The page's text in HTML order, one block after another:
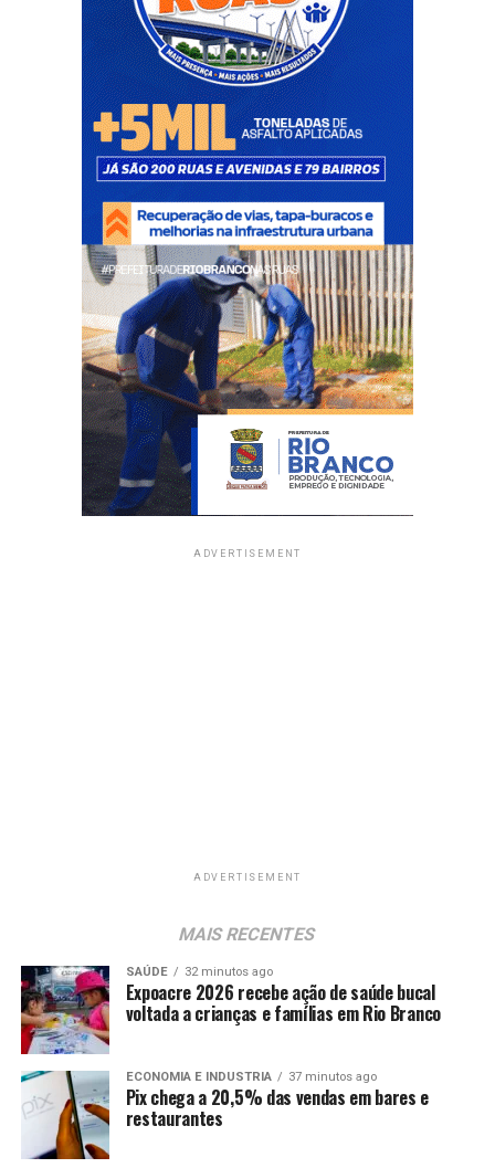
ADVERTISEMENT
ADVERTISEMENT
MAIS RECENTES
SAÚDE 32 minutos ago
Expoacre 2026 recebe ação de saúde bucal
voltada a crianças e famílias em Rio Branco
ECONOMIA E INDUSTRIA 37 minutos ago
Pix chega a 20,5% das vendas em bares e
restaurantes